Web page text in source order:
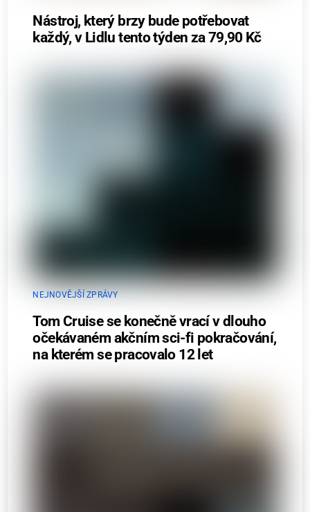
Nástroj, který brzy bude potřebovat
každý, v Lidlu tento týden za 79,90 Kč
NEJNOVĚJŠÍ ZPRÁVY
Tom Cruise se konečně vrací v dlouho
očekávaném akčním sci-fi pokračování,
na kterém se pracovalo 12 let